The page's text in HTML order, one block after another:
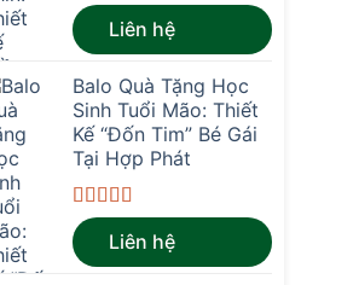
Được xếp
hạng4.67 5
sao
Liên hệ
Balo Quà Tặng Học
Sinh Tuổi Mão: Thiết
Kế “Đốn Tim” Bé Gái
Tại Hợp Phát
Được xếp
hạng4.67 5
sao
Liên hệ